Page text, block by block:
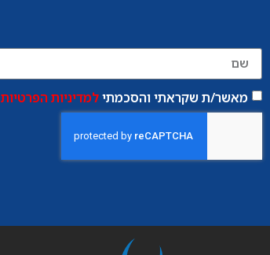
מאשר/ת שקראתי והסכמתילמדיניות הפרטיות